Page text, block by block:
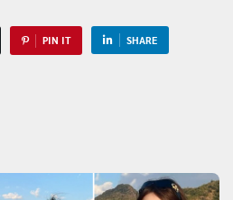
PIN IT SHARE